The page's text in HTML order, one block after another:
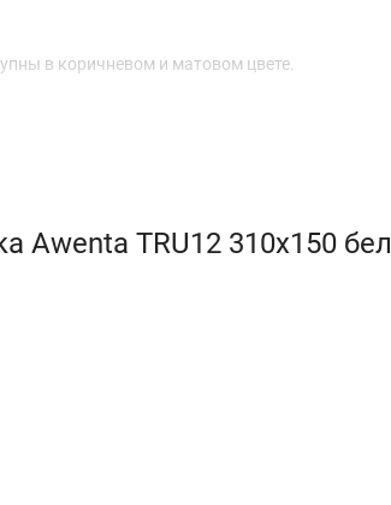
в коричневом и матовом цвете.
Awenta TRU12 310х150